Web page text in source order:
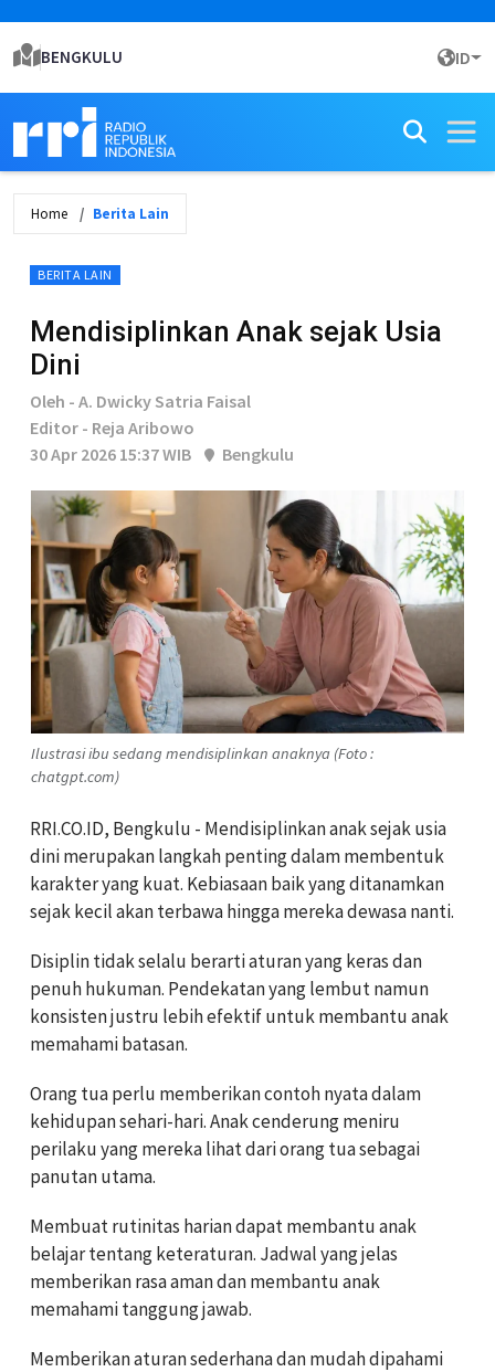
BENGKULU ID
Home Berita Lain
BERITA LAIN
Mendisiplinkan Anak sejak Usia
Dini
Oleh - A. Dwicky Satria Faisal
Editor - Reja Aribowo
30 Apr 2026 15:37 WIB
Bengkulu
Ilustrasi ibu sedang mendisiplinkan anaknya (Foto :
chatgpt.com)
RRI.CO.ID, Bengkulu - Mendisiplinkan anak sejak usia
dini merupakan langkah penting dalam membentuk
karakter yang kuat. Kebiasaan baik yang ditanamkan
sejak kecil akan terbawa hingga mereka dewasa nanti.
Disiplin tidak selalu berarti aturan yang keras dan
penuh hukuman. Pendekatan yang lembut namun
konsisten justru lebih efektif untuk membantu anak
memahami batasan.
Orang tua perlu memberikan contoh nyata dalam
kehidupan sehari-hari. Anak cenderung meniru
perilaku yang mereka lihat dari orang tua sebagai
panutan utama.
Membuat rutinitas harian dapat membantu anak
belajar tentang keteraturan. Jadwal yang jelas
memberikan rasa aman dan membantu anak
memahami tanggung jawab.
Memberikan aturan sederhana dan mudah dipahami